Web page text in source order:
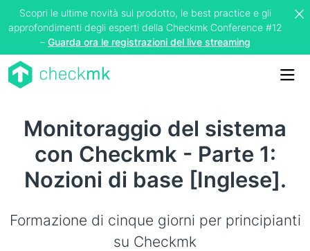
Scopri le ultime novità sul prodotto, le best practice e gli
approfondimenti degli esperti della Checkmk Conference #12
– Guarda ora le registrazioni del live streaming
Monitoraggio del sistema
con Checkmk - Parte 1:
Nozioni di base [Inglese].
Formazione di cinque giorni per principianti
su Checkmk